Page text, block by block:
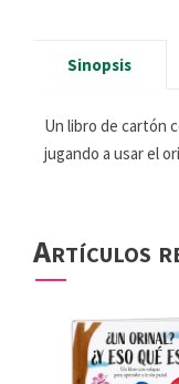
Sinopsis
Un libro de cartón
jugando a usar el
Artículos